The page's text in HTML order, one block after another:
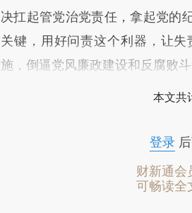
决扛起管党治党责任，拿起党的
关键，用好问责这个利器，让
施，倒逼党风廉政建设和反腐败斗
本文共
登录后
财新通会
可畅读全